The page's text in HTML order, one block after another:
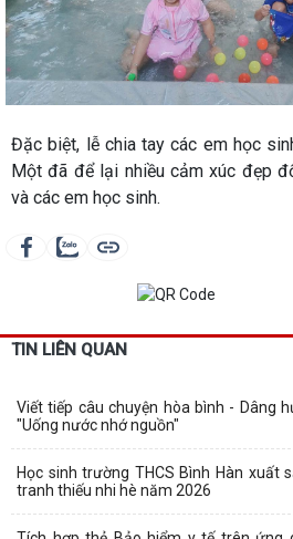
Đặc biệt, lễ chia tay các em học
Một đã để lại nhiều cảm xúc đẹp
và các em học sinh.
TIN LIÊN QUAN
Viết tiếp câu chuyện hòa bình - Dâng
"Uống nước nhớ nguồn"
Học sinh trường THCS Bình Hàn xuất
tranh thiếu nhi hè năm 2026